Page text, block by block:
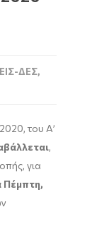
ΔΕΣ,
του Α’
,
για
Πέμπτη,